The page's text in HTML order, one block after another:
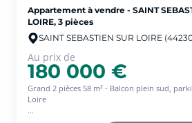
Appartement à vendre - SAINT
LOIRE, 3 pièces
SAINT SEBASTIEN SUR LOIRE
Au prix de
180 000 €
Grand 2 pièces 58 m² - Balcon plein sud,
Loire